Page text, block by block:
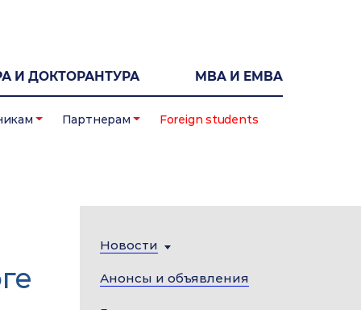
И ДОКТОРАНТУРА MBA И EMBA
Партнерам Foreign students
Новости
Анонсы и объявления